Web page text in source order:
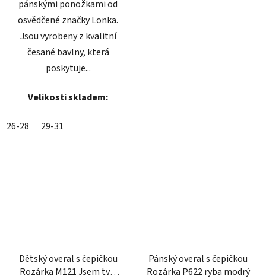
pánskými ponožkami od
osvědčené značky Lonka.
Jsou vyrobeny z kvalitní
česané bavlny, která
poskytuje...
Velikosti skladem:
26-28 29-31
Dětský overal s čepičkou
Rozárka M121 Jsem tvůj
Pánský overal s čepičkou
Rozárka P622 ryba modrý